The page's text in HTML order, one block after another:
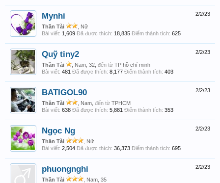
2/2/23
Mynhi
Thần Tài
, Nữ
Bài viết: 1,609 Đã được thích: 18,835 Điểm thành tích: 625
2/2/23
Quỹ tiny2
Thần Tài , Nam, 32, đến từ TP hồ chí minh
Bài viết: 481 Đã được thích: 8,177 Điểm thành tích: 403
2/2/23
BATIGOL90
Thần Tài , Nam, đến từ TPHCM
Bài viết: 638 Đã được thích: 5,881 Điểm thành tích: 353
2/2/23
Ngọc Ng
Thần Tài
, Nữ
Bài viết: 2,504 Đã được thích: 36,373 Điểm thành tích: 695
2/2/23
phuongnghi
Thần Tài
, Nam, 35